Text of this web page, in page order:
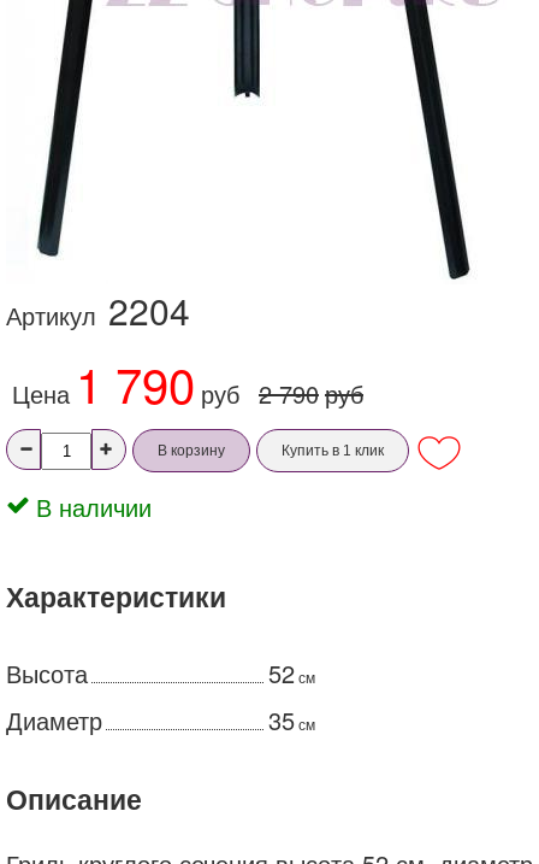
Артикул 2204
Цена 1 790 руб 2 790руб
В корзину Купить в 1 клик
В наличии
Характеристики
Высота 52см
Диаметр 35см
Описание